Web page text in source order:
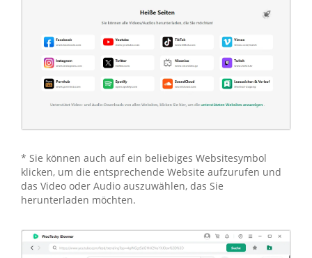
* Sie können auch auf ein beliebiges Websitesymbol
klicken, um die entsprechende Website aufzurufen und
das Video oder Audio auszuwählen, das Sie
herunterladen möchten.